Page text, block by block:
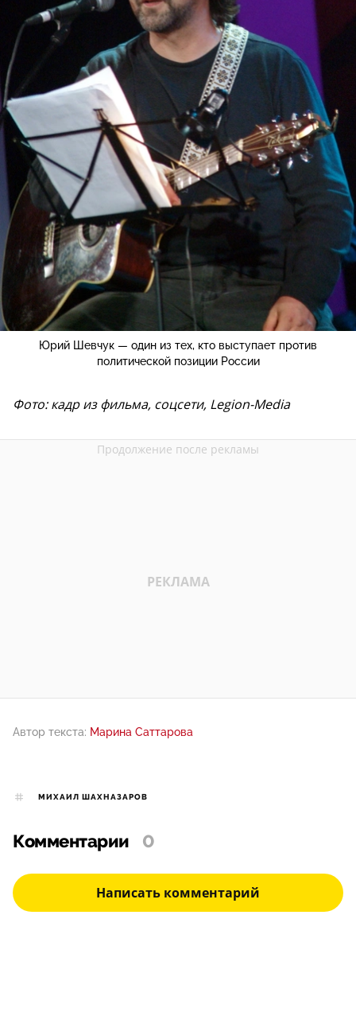
Юрий Шевчук — один из тех, кто выступает против
политической позиции России
Фото: кадр из фильма, соцсети, Legion-Media
Автор текста: Марина Саттарова
МИХАИЛ ШАХНАЗАРОВ
Комментарии 0
Написать комментарий